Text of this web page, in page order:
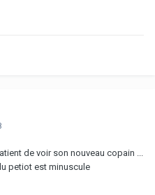
de voir son nouveau copain ...
petiot est minuscule